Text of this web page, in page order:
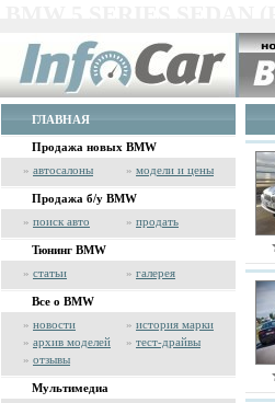
ГЛАВНАЯ
Продажа новых BMW
» автосалоны » модели и цены
Продажа б/у BMW
» поиск авто » продать
Тюнинг BMW
» статьи » галерея
Все о BMW
» новости » история марки
» архив моделей » тест-драйвы
» отзывы
Мультимедиа